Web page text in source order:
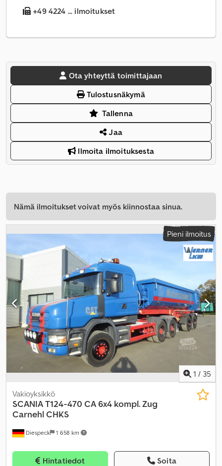
+49 4224 ... ilmoitukset
Ota yhteyttä toimittajaan
Tulostusnäkymä
Tallenna
Jaa
Ilmoita ilmoituksesta
Nämä ilmoitukset voivat myös kiinnostaa sinua.
Pieni ilmoitus
1 / 35
Diespeck 1 658 km
Vakioyksikkö
SCANIAT124-470 CA 6x4 kompl. Zug
Carnehl CHKS
Hintatiedot Soita